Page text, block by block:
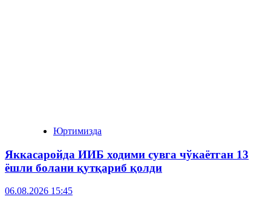
Юртимизда
Яккасаройда ИИБ ходими сувга чўкаётган 13
ёшли болани қутқариб қолди
06.08.2026 15:45